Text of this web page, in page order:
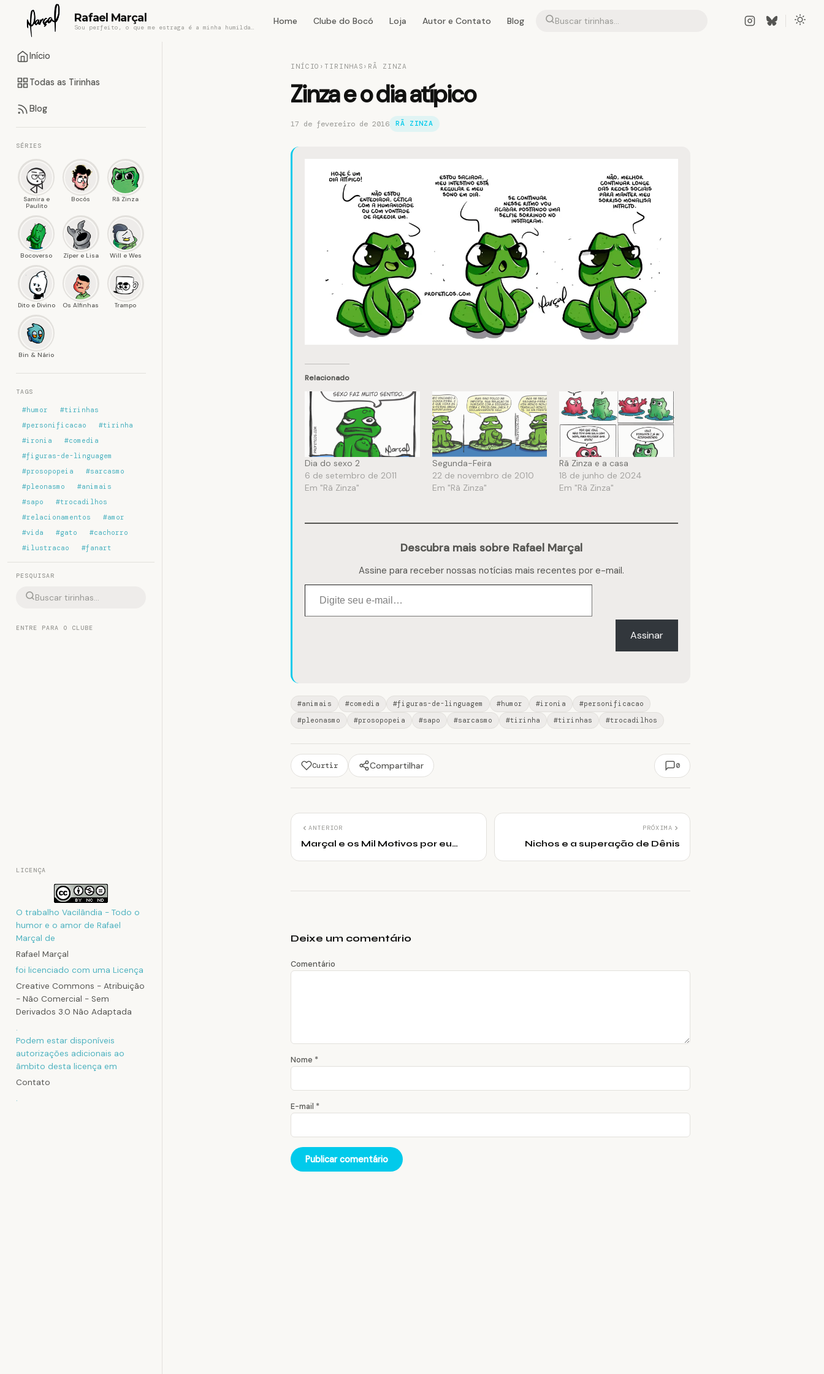
Rafael Marçal Home Clube do Bocó Loja Autor e Contato Blog
Início
Todas as Tirinhas
Blog
SÉRIES
Samira e
Paulito
Bocós Rã Zinza
Bocoverso Zíper e Lisa Will e Wes
Dito e Divino Os Alfinhas Trampo
Bin & Nário
TAGS
#humor
#tirinhas
#personificacao
#tirinha
#ironia
#comedia
#figuras-de-linguagem
#prosopopeia
#sarcasmo
#pleonasmo
#animais
#sapo
#trocadilhos
#relacionamentos
#amor
#vida
#gato
#cachorro
#ilustracao
#fanart
PESQUISAR
ENTRE PARA O CLUBE
LICENÇA
O trabalho Vacilândia - Todo o
humor e o amor de Rafael
Marçal de
Rafael Marçal
foi licenciado com uma Licença
Creative Commons - Atribuição
- Não Comercial - Sem
Derivados 3.0 Não Adaptada
.
Podem estar disponíveis
autorizações adicionais ao
âmbito desta licença em
Contato
.
INÍCIO › TIRINHAS › RÃ ZINZA
Zinza e o dia atípico
17 de fevereiro de 2016 RÃ ZINZA
Relacionado
Dia do sexo 2
6 de setembro de 2011
Em "Rã Zinza"
Segunda-Feira
22 de novembro de 2010
Em "Rã Zinza"
Rã Zinza e a casa
18 de junho de 2024
Em "Rã Zinza"
Descubra mais sobre Rafael Marçal
Assine para receber nossas notícias mais recentes por e-mail.
Digite seu e-mail…
Assinar
#animais #comedia #figuras-de-linguagem #humor #ironia
#personificacao
#pleonasmo
#prosopopeia #sapo #sarcasmo #tirinha #tirinhas #trocadilhos
Curtir Compartilhar 0
ANTERIOR
Marçal e os Mil Motivos por eu
PRÓXIMA
Nichos e a superação de Dênis
Deixe um comentário
Comentário
Nome *
E-mail *